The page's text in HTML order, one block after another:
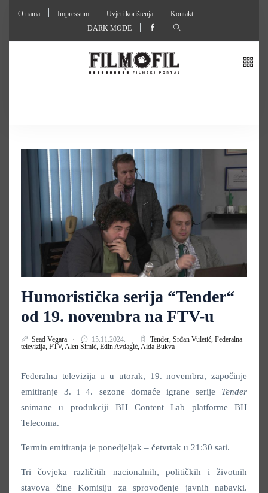
O nama Impressum Uvjeti korištenja
Kontakt
DARK MODE
Humoristička serija “Tender“
od 19. novembra na FTV-u
Sead Vegara 15.11.2024. Tender, Srđan Vuletić, Federalna
televizija, FTV, Alen Šimić, Edin Avdagić, Aida Bukva
Federalna televizija u u utorak, 19. novembra, započinje
emitiranje 3. i 4. sezone domaće igrane serije Tender
snimane u produkciji BH Content Lab platforme BH
Telecoma.
Termin emitiranja je ponedjeljak – četvrtak u 21:30 sati.
Tri čovjeka različitih nacionalnih, političkih i životnih
stavova čine Komisiju za sprovođenje javnih nabavki.